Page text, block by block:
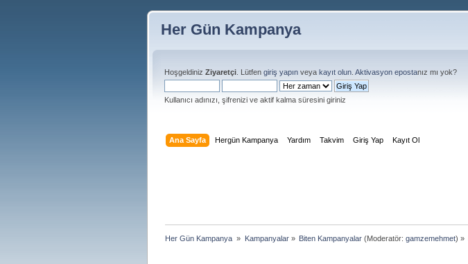
Her Gün Kampanya
Hoşgeldiniz Ziyaretçi . Lütfen giriş yapın veya kayıt olun Aktivasyon epostanız mı yok?
Kullanıcı adınızı, şifrenizi ve aktif kalma süresini giriniz
Ana Sayfa Hergün Kampanya Yardım Takvim Giriş Yap Kayıt Ol
Her Gün Kampanya » Kampanyalar» Biten Kampanyalar(Moderatör: gamzemehmet) »